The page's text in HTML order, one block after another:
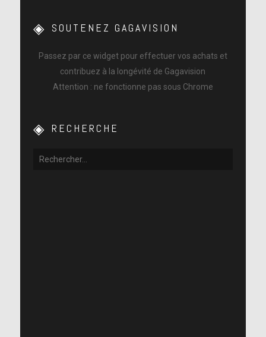
SOUTENEZ GAGAVISION
Passez par ce widget pour effectuer vos achats et
contribuez à la longévité de Gagavision
Attention : ne fonctionne pas sous Chrome
RECHERCHE